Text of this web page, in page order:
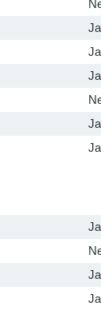
Ja
Ja
Ja
Ja
Ja
Ja
Ja
Ja